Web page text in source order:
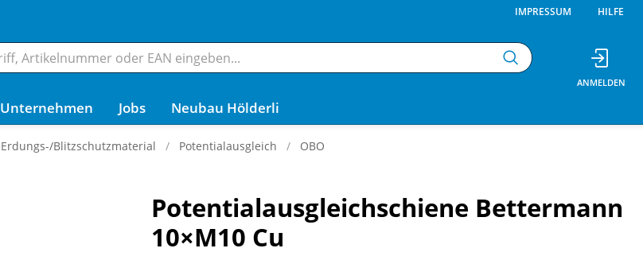
IMPRESSUM HILFE
Unternehmen Jobs Neubau Hölderli
Erdungs-/Blitzschutzmaterial Potentialausgleich OBO
Potentialausgleichschiene Bettermann
10×M10 Cu